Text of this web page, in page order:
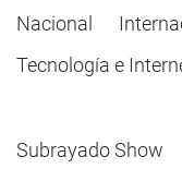
Nacional
Tecnología e
Subrayado Show